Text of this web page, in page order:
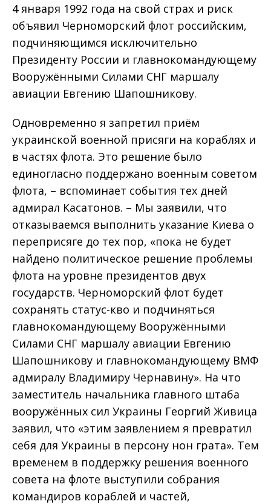
4 января 1992 года на свой страх и риск
объявил Черноморский флот российским,
подчиняющимся исключительно
Президенту России и главнокомандующему
Вооружёнными Силами СНГ маршалу
авиации Евгению Шапошникову.
Одновременно я запретил приём
украинской военной присяги на кораблях и
в частях флота. Это решение было
единогласно поддержано военным советом
флота, – вспоминает события тех дней
адмирал Касатонов. – Мы заявили, что
отказываемся выполнить указание Киева о
переприсяге до тех пор, «пока не будет
найдено политическое решение проблемы
флота на уровне президентов двух
государств. Черноморский флот будет
сохранять статус-кво и подчиняться
главнокомандующему Вооружёнными
Силами СНГ маршалу авиации Евгению
Шапошникову и главнокомандующему ВМФ
адмиралу Владимиру Чернавину». На что
заместитель начальника главного штаба
вооружённых сил Украины Георгий Живица
заявил, что «этим заявлением я превратил
себя для Украины в персону нон грата». Тем
временем в поддержку решения военного
совета на флоте выступили собрания
командиров кораблей и частей,